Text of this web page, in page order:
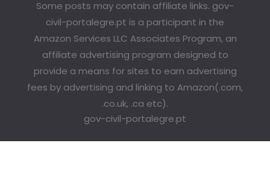
Some posts may contain affiliate links. gov-
civil-portalegre.pt is a participant in the
Amazon Services LLC Associates Program, an
affiliate advertising program designed to
provide a means for sites to earn advertising
fees by advertising and linking to Amazon(.com,
.co.uk, .ca etc).
gov-civil-portalegre.pt